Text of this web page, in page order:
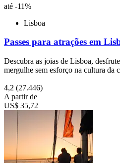
até -11%
Lisboa
Passes para atrações em
Descubra as joias de Lisboa,
mergulhe sem esforço na cultura da
4,2 (27.446)
A partir de
US$ 35,72